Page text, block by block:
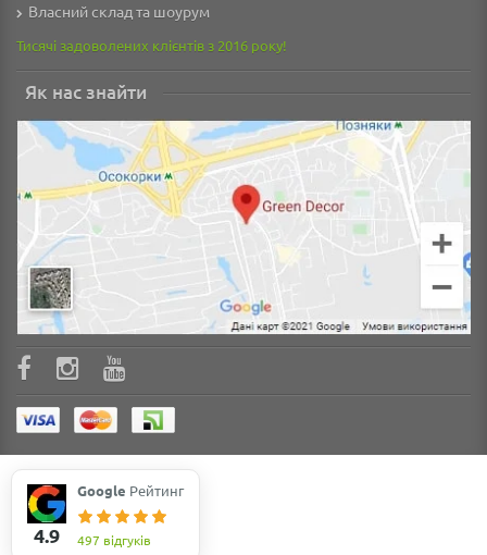
Власний склад та шоурум
Тисячі задоволених клієнтів з 2016 року!
Як нас знайти
4.9
Google Рейтинг
497 відгуків